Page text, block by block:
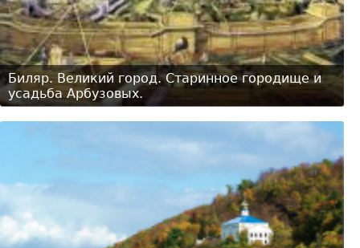
Биляр. Великий город. Старинное городище и
усадьба Арбузовых.